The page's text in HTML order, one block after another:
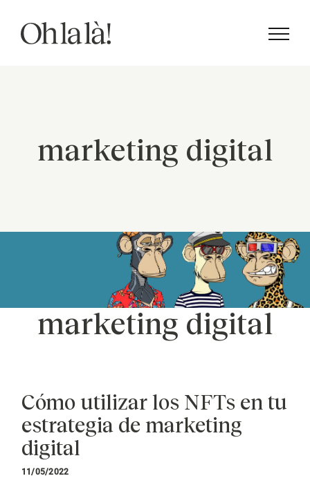
contenido
marketing digital
marketing digital
Cómo utilizar los NFTs en tu
estrategia de marketing
digital
11/05/2022